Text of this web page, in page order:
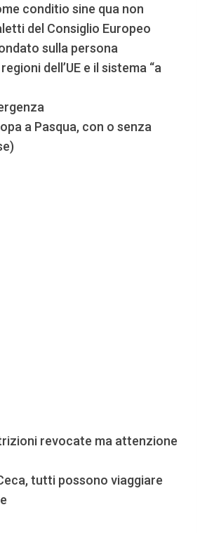
conditio sine qua non
del Consiglio Europeo
sulla persona
dell’UE e il sistema “a
a Pasqua, con o senza
revocate ma attenzione
tutti possono viaggiare